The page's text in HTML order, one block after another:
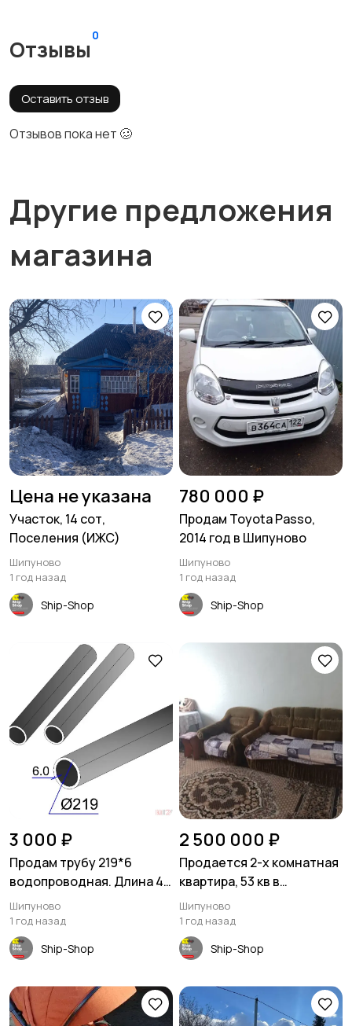
Отзывы
0
Оставить отзыв
Отзывов пока нет 🥴
Другие предложения
магазина
Цена не указана
Участок, 14 сот,
Поселения (ИЖС)
Шипуново
1 год назад
Ship-Shop
780 000 ₽
Продам Toyota Passo,
2014 год в Шипуново
Шипуново
1 год назад
Ship-Shop
3 000 ₽
Продам трубу 219*6
водопроводная. Длина 4
метра в наличии 6 шт
Шипуново
1 год назад
Ship-Shop
2 500 000 ₽
Продается 2-х комнатная
квартира, 53 кв в
Шипуново
Шипуново
1 год назад
Ship-Shop